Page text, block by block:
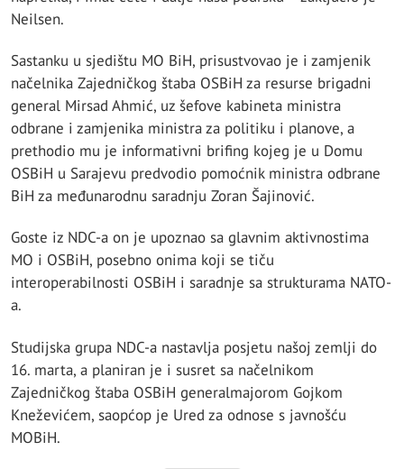
Neilsen.
Sastanku u sjedištu MO BiH, prisustvovao je i zamjenik
načelnika Zajedničkog štaba OSBiH za resurse brigadni
general Mirsad Ahmić, uz šefove kabineta ministra
odbrane i zamjenika ministra za politiku i planove, a
prethodio mu je informativni brifing kojeg je u Domu
OSBiH u Sarajevu predvodio pomoćnik ministra odbrane
BiH za međunarodnu saradnju Zoran Šajinović.
Goste iz NDC-a on je upoznao sa glavnim aktivnostima
MO i OSBiH, posebno onima koji se tiču
interoperabilnosti OSBiH i saradnje sa strukturama NATO-
a.
Studijska grupa NDC-a nastavlja posjetu našoj zemlji do
16. marta, a planiran je i susret sa načelnikom
Zajedničkog štaba OSBiH generalmajorom Gojkom
Kneževićem, saopćop je Ured za odnose s javnošću
MOBiH.